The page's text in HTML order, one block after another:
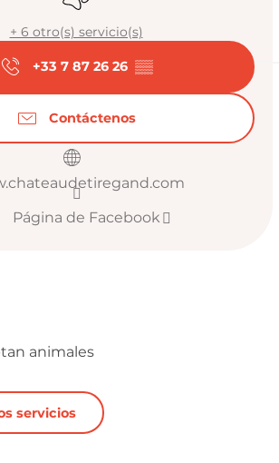
+ 6 otro(s) servicio(s)
+33 7 87 26 26 ▒▒
Contáctenos
Página de Facebook
animales
servicios